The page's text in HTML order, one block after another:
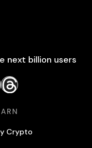
next billion users
Crypto